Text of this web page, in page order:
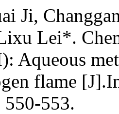
Ji,
Lei*.
Aqueous
flame
553.